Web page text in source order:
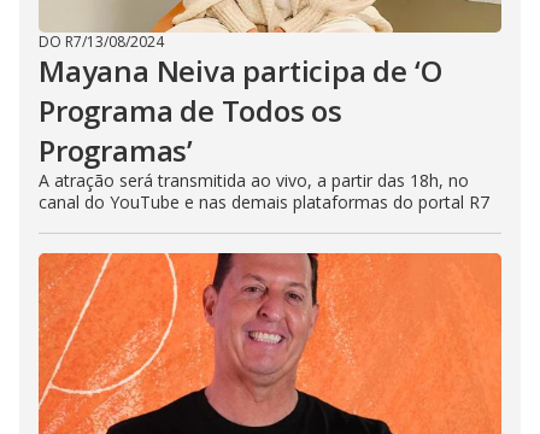
DO R7/13/08/2024
Mayana Neiva participa de ‘O
Programa de Todos os
Programas’
A atração será transmitida ao vivo, a partir das 18h, no
canal do YouTube e nas demais plataformas do portal R7